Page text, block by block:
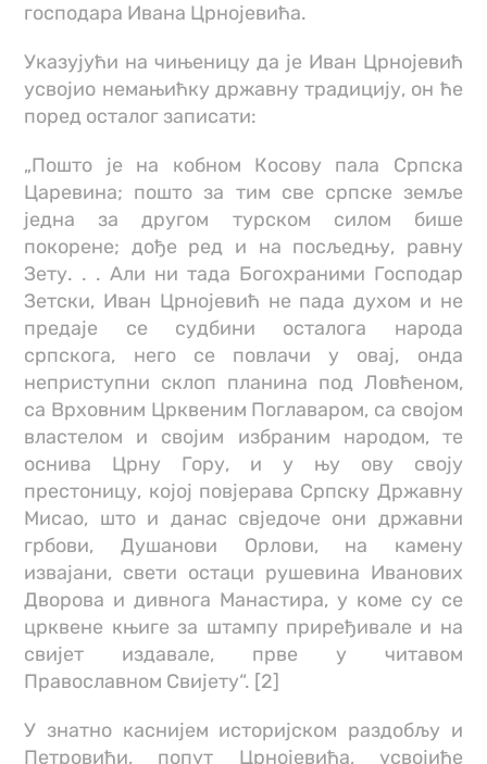
господара Ивана Црнојевића.
Указујући на чињеницу да је Иван Црнојевић
усвојио немањићку државну традицију, он ће
поред осталог записати:
„Пошто је на кобном Косову пала Српска
Царевина; пошто за тим све српске земље
једна за другом турском силом бише
покорене; дође ред и на посљедњу, равну
Зету. . . Али ни тада Богохраними Господар
Зетски, Иван Црнојевић не пада духом и не
предаје се судбини осталога народа
српскога, него се повлачи у овај, онда
неприступни склоп планина под Ловћеном,
са Врховним Црквеним Поглаваром, са својом
властелом и својим избраним народом, те
оснива Црну Гору, и у њу ову своју
престоницу, којој повјерава Српску Државну
Мисао, што и данас свједоче они државни
грбови, Душанови Орлови, на камену
извајани, свети остаци рушевина Иванових
Дворова и дивнога Манастира, у коме су се
црквене књиге за штампу приређивале и на
свијет издавале, прве у читавом
Православном Свијету“. [2]
У знатно каснијем историјском раздобљу и
Петровићи, попут Црнојевића, усвојиће